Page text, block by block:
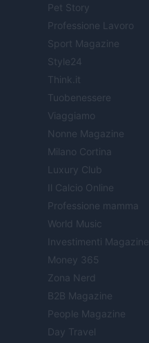
Pet Story
Professione Lavoro
Sport Magazine
Style24
Think.it
Tuobenessere
Viaggiamo
Nonne Magazine
Milano Cortina
Luxury Club
Il Calcio Online
Professione mamma
World Music
Investimenti Magazine
Money 365
Zona Nerd
B2B Magazine
People Magazine
Day Travel